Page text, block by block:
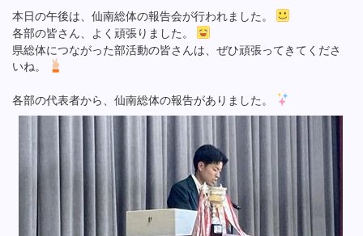
本日の午後は、仙南総体の報告会が行われました。
各部の皆さん、よく頑張りました。
県総体につながった部活動の皆さんは、ぜひ頑張ってきてくださ
いね。
各部の代表者から、仙南総体の報告がありました。